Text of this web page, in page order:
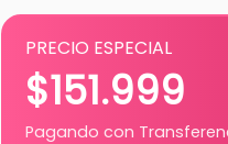
PRECIO ESPECIAL
$151.999
Pagando con